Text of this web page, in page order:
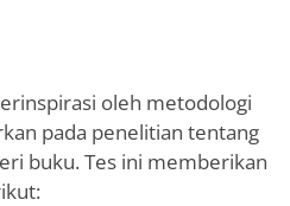
oleh metodologi
pada penelitian tentang
buku. Tes ini memberikan